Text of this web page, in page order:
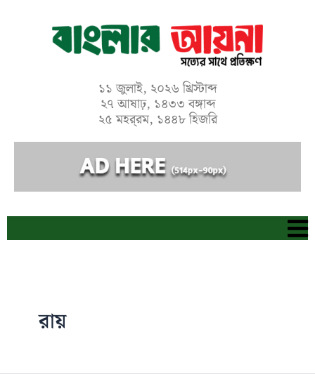
১১ জুলাই, ২০২৬ খ্রিস্টাব্দ
২৭ আষাঢ়, ১৪৩৩ বঙ্গাব্দ
২৫ মহর্‌রম, ১৪৪৮ হিজরি
রায়